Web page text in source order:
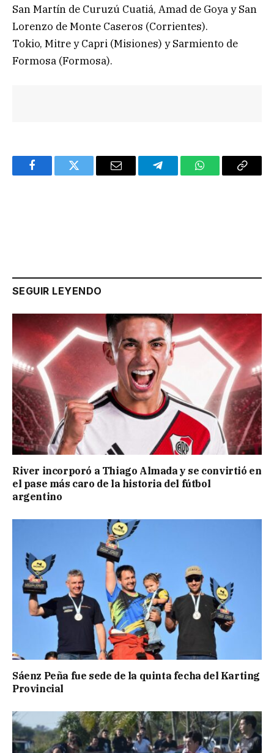
San Martín de Curuzú Cuatiá, Amad de Goya y San
Lorenzo de Monte Caseros (Corrientes).
Tokio, Mitre y Capri (Misiones) y Sarmiento de
Formosa (Formosa).
FacebookTwitter Email TelegramWhatsAppCopy
SEGUIR LEYENDO
River incorporó a Thiago Almada y se convirtió en
el pase más caro de la historia del fútbol
argentino
Sáenz Peña fue sede de la quinta fecha del Karting
Provincial